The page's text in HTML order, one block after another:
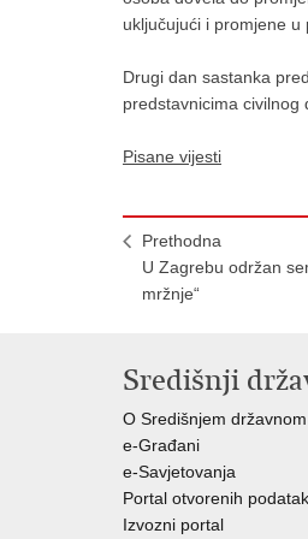
uključujući i promjene
Drugi dan sastanka
predstavnicima civilnog
Pisane vijesti
Prethodna
U Zagrebu održan
mržnje“
Središnji
O Središnjem
e-Građani
e-Savjetovanja
Portal otvorenih
Izvozni portal